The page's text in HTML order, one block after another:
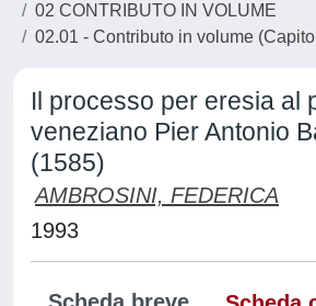
02 CONTRIBUTO IN VOLUME
02.01 - Contributo in volume
Il processo per eresia al
veneziano Pier Antonio
(1585)
AMBROSINI, FEDERICA
1993